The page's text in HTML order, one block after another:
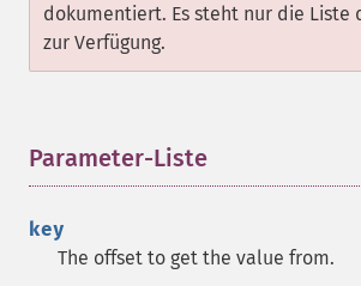
dokumentiert. Es steht nur die Liste
zur Verfügung.
Parameter-Liste
key
The offset to get the value from.